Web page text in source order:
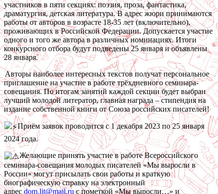
участников в пяти секциях: поэзия, проза, фантастика,
драматургия, детская литература. В адрес жюри принимаются
работы от авторов в возрасте 18-35 лет (включительно),
проживающих в Российской Федерации. Допускается участие
одного и того же автора в различных номинациях. Итоги
конкурсного отбора будут подведены 25 января и объявлены
28 января.
Авторы наиболее интересных текстов получат персональное
приглашение на участие в работе трёхдневного семинара-
совещания. По итогам занятий каждой секции будет выбран
лучший молодой литератор, главная награда – стипендия на
издание собственной книги от Союза российских писателей!
Приём заявок проводится с 1 декабря 2023 по 25 января
2024 года.
Желающие принять участие в работе Всероссийского
семинара-совещания молодых писателей «Мы выросли в
России» могут присылать свои работы и краткую
биографическую справку на электронный
адресdom.lit@mail.ruс пометкой «Мы выросли…» и